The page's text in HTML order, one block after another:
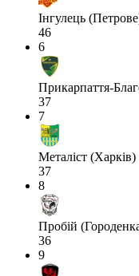
Інгулець
46
6
Прикарпаття-
37
7
Металіст (Харків)
37
8
Пробій
36
9